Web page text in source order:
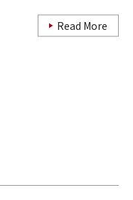
Read More